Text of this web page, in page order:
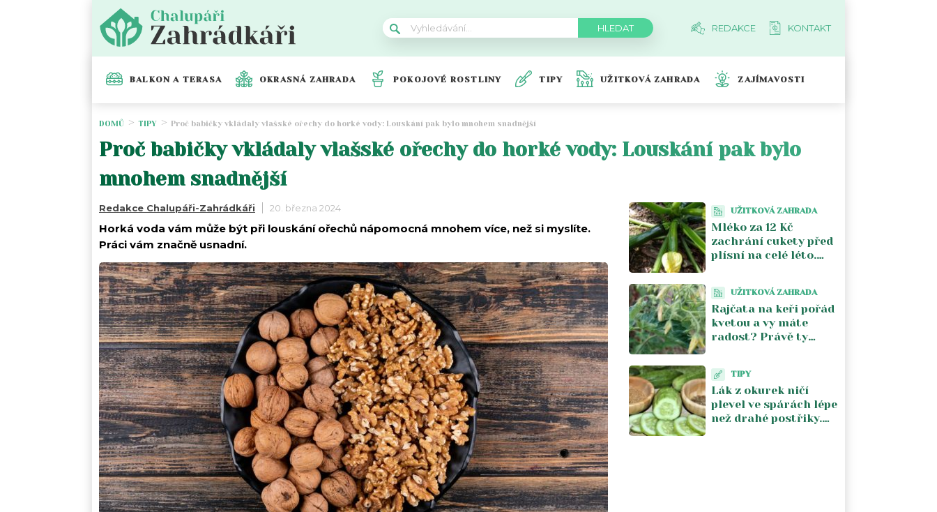
REDAKCE KONTAKT
BALKON A TERASA OKRASNÁ ZAHRADA POKOJOVÉ ROSTLINY TIPY UŽITKOVÁ ZAHRADA ZAJÍMAVOSTI
DOMŮ TIPY Proč babičky vkládaly vlašské ořechy do horké vody: Louskání pak bylo mnohem snadnější
Proč babičky vkládaly vlašské ořechy do horké vody: Louskání pak bylo
mnohem snadnější
Redakce Chalupáři-Zahrádkáři 20. března 2024
Horká voda vám může být při louskání ořechů nápomocná mnohem více, než si myslíte.
Práci vám značně usnadní.
UŽITKOVÁ ZAHRADA
Mléko za 12 Kč
zachrání cukety před
plísní na celé léto.
zdvojnásobí
UŽITKOVÁ ZAHRADA
Rajčata na keři pořád
kvetou a vy máte
radost? Právě ty
musíte zastavit
TIPY
Lák z okurek ničí
plevel ve spárách lépe
než drahé postřiky.